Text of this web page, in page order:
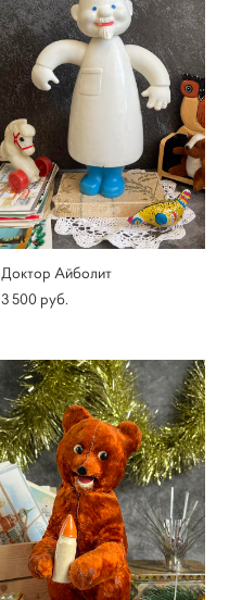
Доктор Айболит
3 500 pуб.